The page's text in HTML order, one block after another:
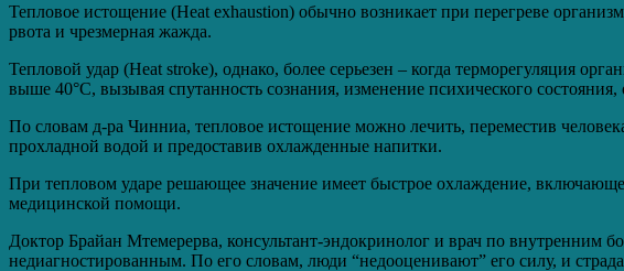
Тепловое истощение (Heat exhaustion) обычно возникает при перегреве
рвота и чрезмерная жажда.
Тепловой удар (Heat stroke), однако, более серьезен – когда терморегуляция
выше 40°C, вызывая спутанность сознания, изменение психического
По словам д-ра Чинниа, тепловое истощение можно лечить, переместив
прохладной водой и предоставив охлажденные напитки.
При тепловом ударе решающее значение имеет быстрое охлаждение,
медицинской помощи.
Доктор Брайан Мтемерерва, консультант-эндокринолог и врач по внутренним
недиагностированным. По его словам, люди “недооценивают” его силу, и